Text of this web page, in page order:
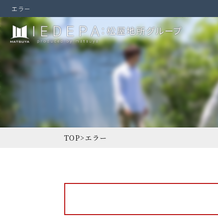
エラー
TOP>エラー